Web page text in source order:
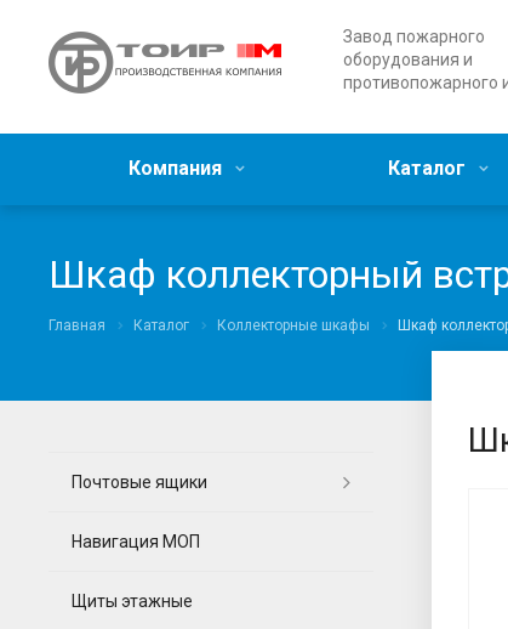
Завод пожарного
оборудования и
противопожарного
Компания Каталог
Шкаф коллекторный
Главная Каталог Коллекторные шкафы Шкаф
Почтовые ящики
Навигация МОП
Щиты этажные